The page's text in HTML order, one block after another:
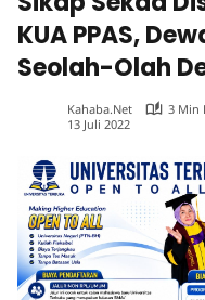
KUA PPAS,
Seolah-Olah
Kahaba.net
3 Min
13 Juli 2022